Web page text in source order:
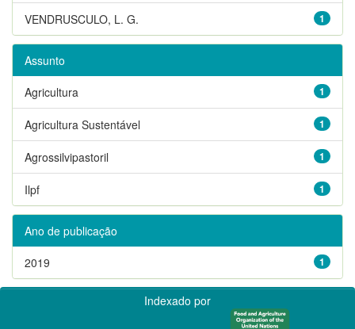
1
VENDRUSCULO, L. G.
Assunto
1
Agricultura
1
Agricultura Sustentável
1
Agrossilvipastoril
1
Ilpf
Ano de publicação
1
2019
Indexado por